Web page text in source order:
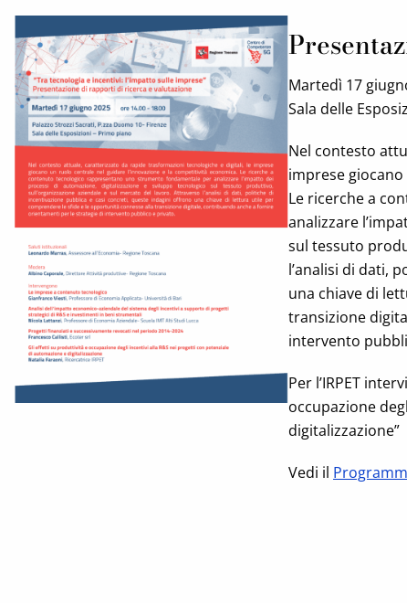
Martedì 17
Sala delle
Nel contesto
imprese
Le ricerche a
analizzare
sul tessuto
l’analisi di dati,
una chiave di
transizione
intervento
Per l’IRPET
occupazione
digitalizzazione”
Vedi il